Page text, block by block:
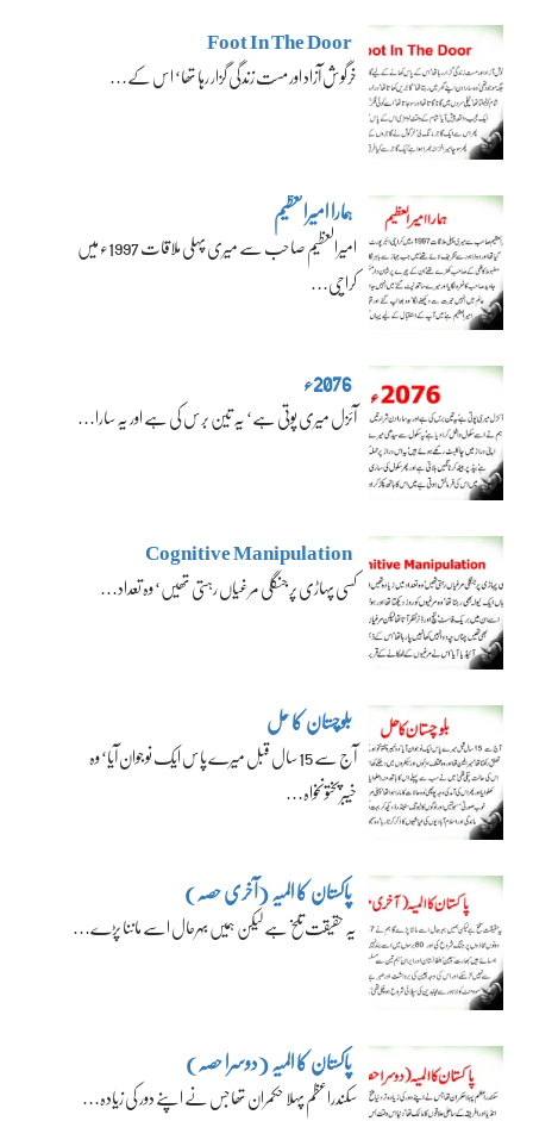
Foot In The Door
خرگوش آزاد اور مست زندگی گزار رہا تھا‘ اس کے…
ہمارا امیرالعظیم
امیرالعظیم صاحب سے میری پہلی ملاقات 1997ء میں
کراچی…
2076ء
آئزل میری پوتی ہے‘ یہ تین برس کی ہے اور یہ سارا…
Cognitive Manipulation
کسی پہاڑی پر جنگلی مرغیاں رہتی تھیں‘ وہ تعداد…
بلوچستان کا حل
آج سے 15 سال قبل میرے پاس ایک نوجوان آیا‘ وہ
خیبرپختونخواہ…
پاکستان کا المیہ (آخری حصہ)
یہ حقیقت تلخ ہے لیکن ہمیں بہرحال اسے ماننا پڑے…
پاکستان کا المیہ (دوسرا حصہ)
سکندراعظم پہلا حکمران تھا جس نے اپنے دور کی زیادہ…